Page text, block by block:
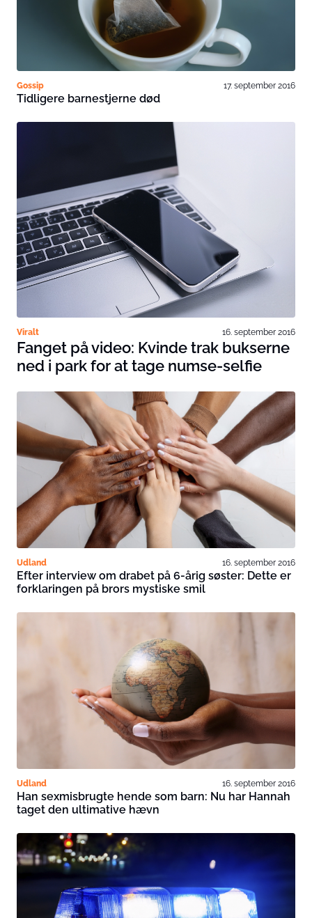
Gossip 17. september 2016
Tidligere barnestjerne død
Viralt 16. september 2016
Fanget på video: Kvinde trak bukserne
ned i park for at tage numse-selfie
Udland 16. september 2016
Efter interview om drabet på 6-årig søster: Dette er
forklaringen på brors mystiske smil
Udland 16. september 2016
Han sexmisbrugte hende som barn: Nu har Hannah
taget den ultimative hævn